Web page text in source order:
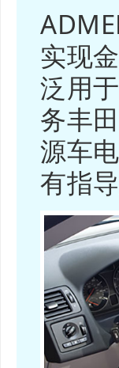
实现
泛用
务丰
源车
有指导